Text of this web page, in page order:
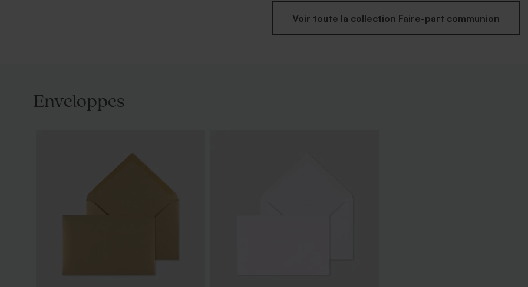
Voir toute la collection Faire-part communion
Enveloppes